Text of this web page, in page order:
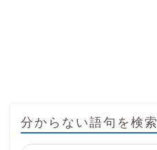
分からない語句を検索